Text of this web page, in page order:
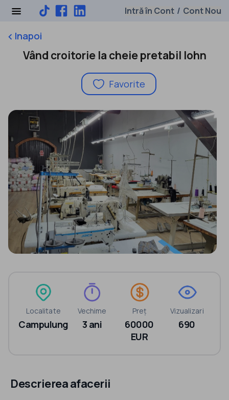
Intră în Cont / Cont Nou
keyboard_arrow_leftInapoi
Vând croitorie la cheie pretabil lohn
Favorite
Localitate
Campulung
Vechime
3 ani
Preț
60000
EUR
Vizualizari
690
Descrierea afacerii